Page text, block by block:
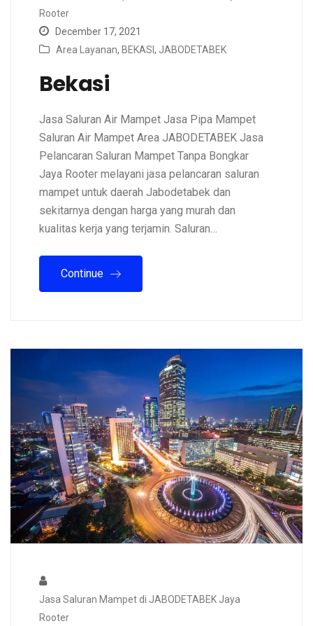
Rooter
December 17, 2021
Area Layanan, BEKASI , JABODETABEK
Bekasi
Jasa Saluran Air Mampet Jasa Pipa Mampet
Saluran Air Mampet Area JABODETABEK Jasa
Pelancaran Saluran Mampet Tanpa Bongkar
Jaya Rooter melayani jasa pelancaran saluran
mampet untuk daerah Jabodetabek dan
sekitarnya dengan harga yang murah dan
kualitas kerja yang terjamin. Saluran…
Continue
Jasa Saluran Mampet di JABODETABEK Jaya
Rooter